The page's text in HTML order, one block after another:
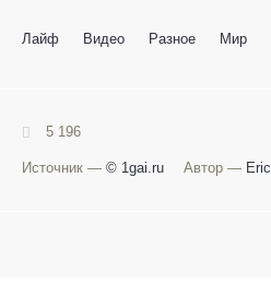
Лайф Видео Разное Мир
5 196
Источник — © 1gai.ru Автор — Eric